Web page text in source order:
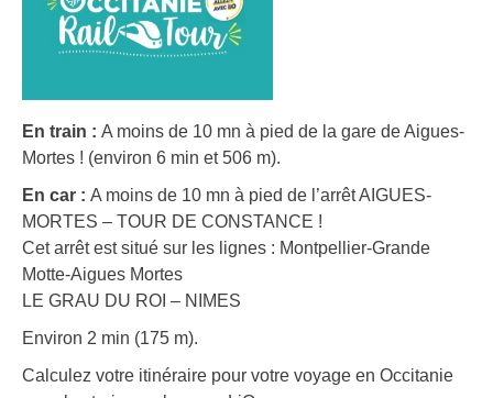
En train : A moins de 10 mn à pied de la gare de Aigues-
Mortes ! (environ 6 min et 506 m).
En car : A moins de 10 mn à pied de l’arrêt AIGUES-
MORTES – TOUR DE CONSTANCE !
Cet arrêt est situé sur les lignes : Montpellier-Grande
Motte-Aigues Mortes
LE GRAU DU ROI – NIMES
Environ 2 min (175 m).
Calculez votre itinéraire pour votre voyage en Occitanie